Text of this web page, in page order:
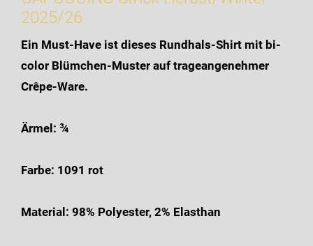
2025/26
Ein Must-Have ist dieses Rundhals-Shirt mit bi-
color Blümchen-Muster auf trageangenehmer
Crêpe-Ware.
Ärmel: ¾
Farbe: 1091 rot
Material: 98% Polyester, 2% Elasthan